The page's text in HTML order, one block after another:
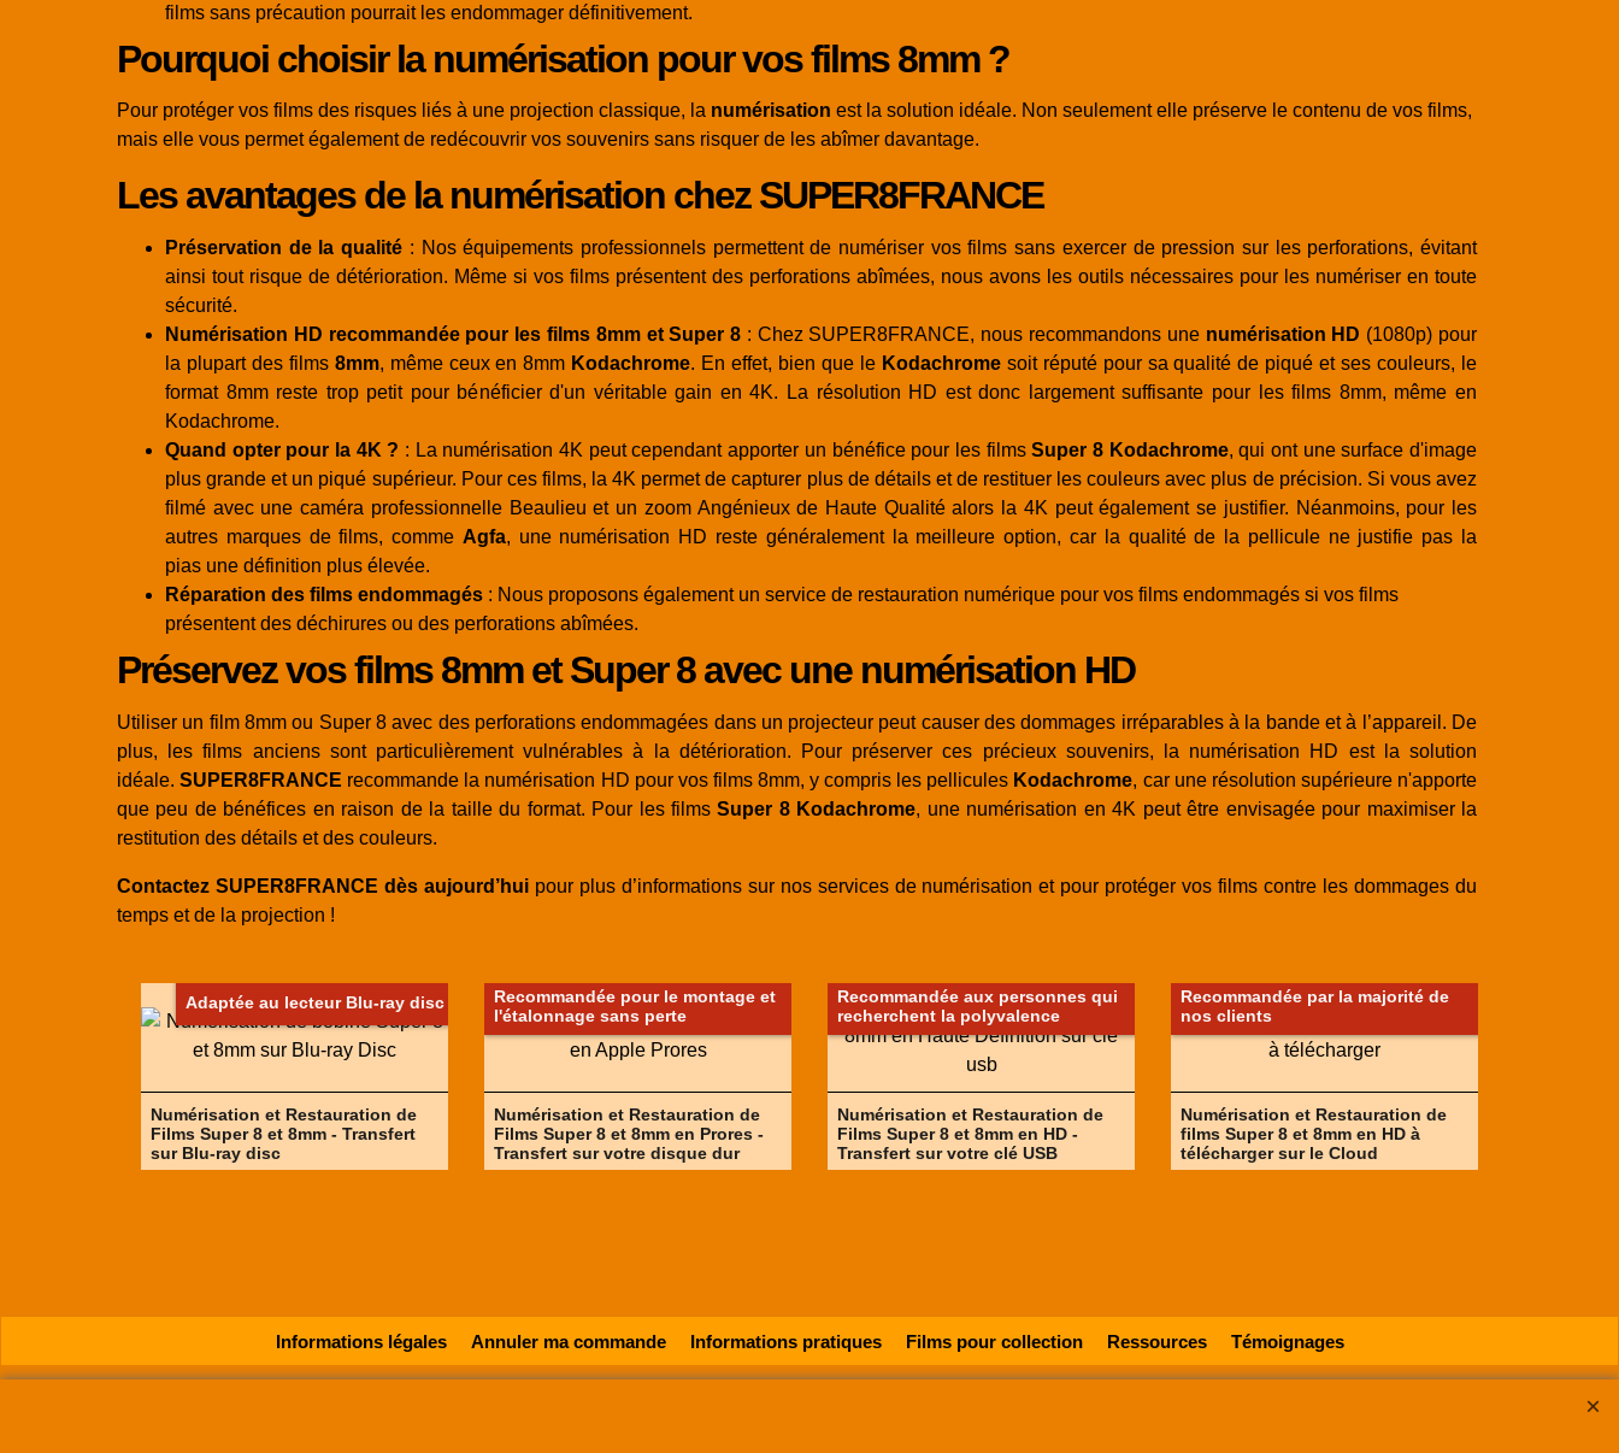
films sans précaution pourrait les endommager définitivement.
Pourquoi choisir la numérisation pour vos films 8mm ?
Pour protéger vos films des risques liés à une projection classique, la numérisation est la solution idéale. Non seulement elle préserve le contenu de vos films,
mais elle vous permet également de redécouvrir vos souvenirs sans risquer de les abîmer davantage.
Les avantages de la numérisation chez SUPER8FRANCE
Préservation de la qualité : Nos équipements professionnels permettent de numériser vos films sans exercer de pression sur les perforations, évitant
ainsi tout risque de détérioration. Même si vos films présentent des perforations abîmées, nous avons les outils nécessaires pour les numériser en toute
sécurité.
Numérisation HD recommandée pour les films 8mm et Super 8 : Chez SUPER8FRANCE, nous recommandons une numérisation HD (1080p) pour
la plupart des films 8mm, même ceux en 8mm Kodachrome. En effet, bien que le Kodachromesoit réputé pour sa qualité de piqué et ses couleurs, le
format 8mm reste trop petit pour bénéficier d'un véritable gain en 4K. La résolution HD est donc largement suffisante pour les films 8mm, même en
Kodachrome.
Quand opter pour la 4K ? : La numérisation 4K peut cependant apporter un bénéfice pour les filmsSuper 8 Kodachrome, qui ont une surface d'image
plus grande et un piqué supérieur. Pour ces films, la 4K permet de capturer plus de détails et de restituer les couleurs avec plus de précision. Si vous avez
filmé avec une caméra professionnelle Beaulieu et un zoom Angénieux de Haute Qualité alors la 4K peut également se justifier. Néanmoins, pour les
autres marques de films, comme Agfa, une numérisation HD reste généralement la meilleure option, car la qualité de la pellicule ne justifie pas la
pias une définition plus élevée.
Réparation des films endommagés : Nous proposons également un service de restauration numérique pour vos films endommagés si vos films
présentent des déchirures ou des perforations abîmées.
Préservez vos films 8mm et Super 8 avec une numérisation HD
Utiliser un film 8mm ou Super 8 avec des perforations endommagées dans un projecteur peut causer des dommages irréparables à la bande et à l’appareil. De
plus, les films anciens sont particulièrement vulnérables à la détérioration. Pour préserver ces précieux souvenirs, la numérisation HD est la solution
idéale.SUPER8FRANCE recommande la numérisation HD pour vos films 8mm, y compris les pellicules Kodachrome, car une résolution supérieure n'apporte
que peu de bénéfices en raison de la taille du format. Pour les filmsSuper 8 Kodachrome, une numérisation en 4K peut être envisagée pour maximiser la
restitution des détails et des couleurs.
Contactez SUPER8FRANCE dès aujourd’huipour plus d’informations sur nos services de numérisation et pour protéger vos films contre les dommages du
temps et de la projection !
Adaptée au lecteur Blu-ray disc
Numérisation et Restauration de
Films Super 8 et 8mm - Transfert
sur Blu-ray disc
Recommandée pour le montage et
l'étalonnage sans perte
Numérisation et Restauration de
Films Super 8 et 8mm en Prores -
Transfert sur votre disque dur
Recommandée aux personnes qui
recherchent la polyvalence
Numérisation et Restauration de
Films Super 8 et 8mm en HD -
Transfert sur votre clé USB
Recommandée par la majorité de
nos clients
Numérisation et Restauration de
films Super 8 et 8mm en HD à
télécharger sur le Cloud
Informations légales Annuler ma commande Informations pratiques Films pour collection Ressources Témoignages